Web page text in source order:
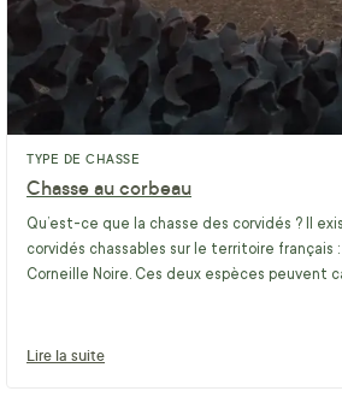
TYPE DE CHASSE
Chasse au corbeau
Qu’est-ce que la chasse des corvidés ? Il
corvidés chassables sur le territoire français
Corneille Noire. Ces deux espèces peuvent
Lire la suite